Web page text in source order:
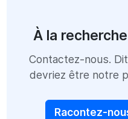
À la
Contactez-nous.
devriez être notre
Racontez-